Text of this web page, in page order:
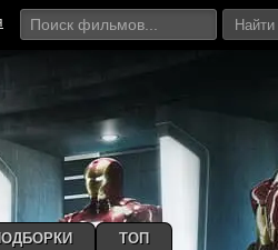
Найти
ТОП